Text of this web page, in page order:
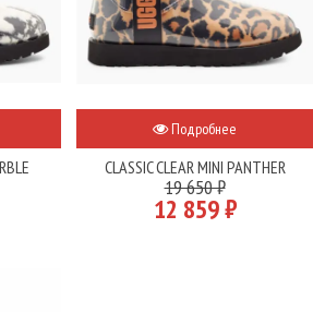
Подробнее
CLASSIC CLEAR MINI PANTHER
19 650 ₽
12 859 ₽